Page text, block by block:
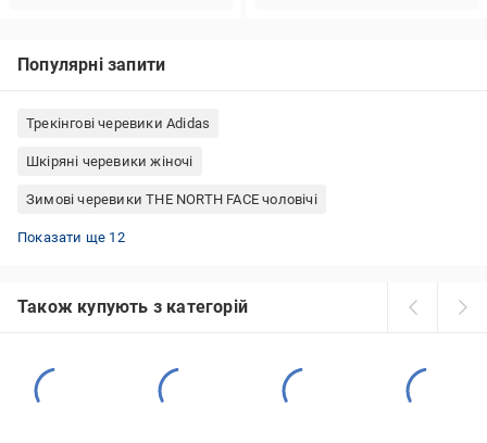
Популярні запити
Трекінгові черевики Adidas
Шкіряні черевики жіночі
Зимові черевики THE NORTH FACE чоловічі
Осінні черевики жіночі
Білі черевики на шнурівці
Черевики чоловічі 42 розмір
THE NORTH FACE зимові черевики
Молодіжні зимові черевики жіночі
Черевики жіночі RIEKER
Турецькі жіночі черевики
Лаковані черевики на підборах
Черевики жіночі сірі
Черевики Nike чоловічі зимові
Чоловічі черевики на високій підошві
Жіночі черевики 40 розмір
Показати ще 12
Також купують з категорій